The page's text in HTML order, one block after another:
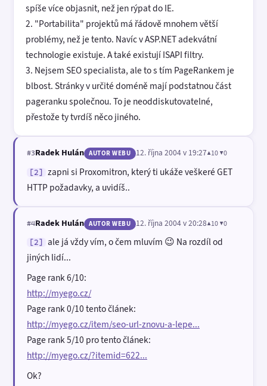
spíše více objasnit, než jen rýpat do IE.
2. "Portabilita" projektů má řádově mnohem větší
problémy, než je tento. Navíc v ASP.NET adekvátní
technologie existuje. A také existují ISAPI filtry.
3. Nejsem SEO specialista, ale to s tím PageRankem je
blbost. Stránky v určité doméně mají podstatnou část
pageranku společnou. To je neoddiskutovatelné,
přestože ty tvrdíš něco jiného.
#3Radek Hulán AUTOR WEBU 12. října 2004 v 19:27▲10 ▼0
[2]
zapni si Proxomitron, který ti ukáže veškeré GET
HTTP požadavky, a uvidíš..
#4Radek Hulán AUTOR WEBU 12. října 2004 v 20:28▲10 ▼0
[2]
ale já vždy vím, o čem mluvím 😉 Na rozdíl od
jiných lidí...
Page rank 6/10:
http://myego.cz/
Page rank 0/10 tento článek:
http://myego.cz/item/seo-url-znovu-a-lepe...
Page rank 5/10 pro tento článek:
http://myego.cz/?itemid=622...
Ok?